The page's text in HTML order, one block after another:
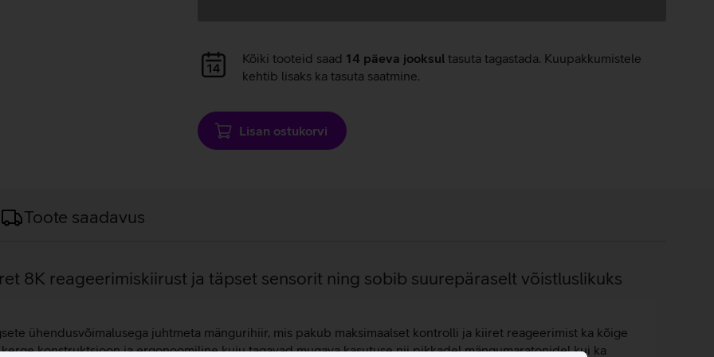
Andmete
laadimine
Kõiki tooteid saad 14 päeva jooksul tasuta tagastada. Kuupakkumistele
kehtib lisaks ka tasuta saatmine.
Lisan ostukorvi
Toote saadavus
8K reageerimiskiirust ja täpset sensorit ning sobib suurepäraselt võistluslikuks
ühendusvõimalusega juhtmeta mängurihiir, mis pakub maksimaalset kontrolli ja kiiret reageerimist ka kõige
konstruktsioon ja ergonoomiline kuju tagavad mugava kasutuse nii pikkadel mängumaratonidel kui ka